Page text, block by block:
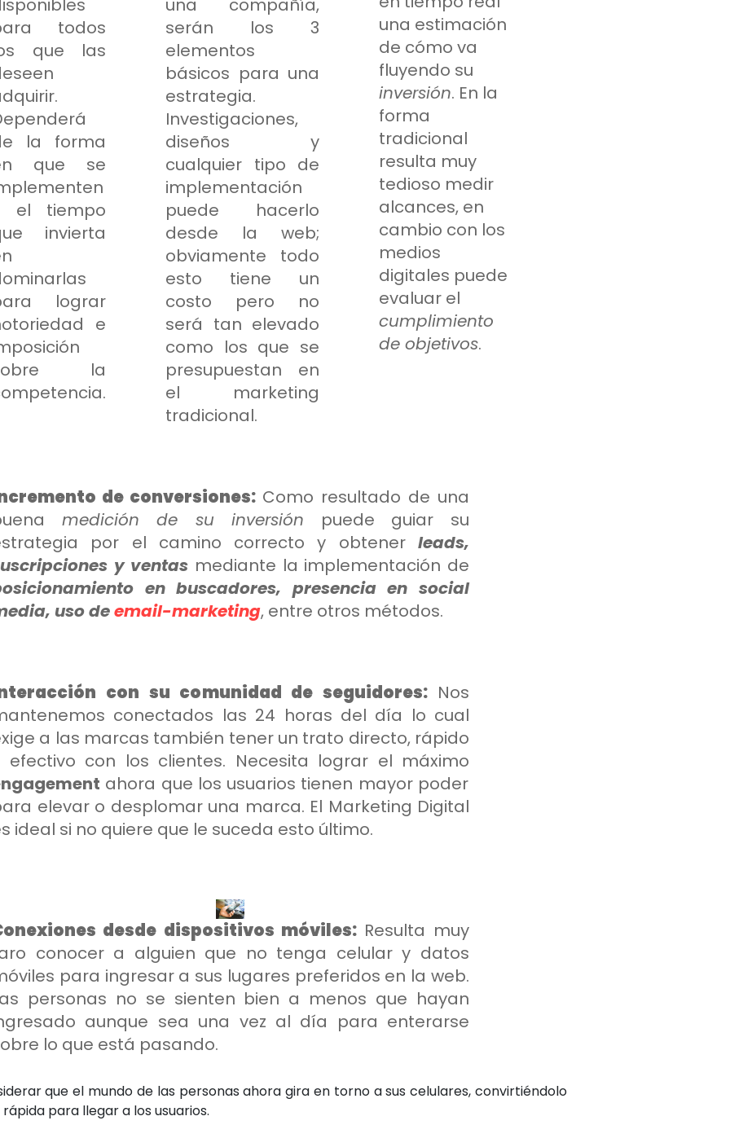
todos
que las
la forma
que se
el tiempo
invierta
lograr
e
la
una compañía,
serán los 3
elementos
básicos para una
estrategia.
Investigaciones,
diseños y
cualquier tipo de
implementación
puede hacerlo
desde la web;
obviamente todo
esto tiene un
costo pero no
será tan elevado
como los que se
presupuestan en
el marketing
tradicional.
una estimación
de cómo va
fluyendo su
inversión. En la
forma
tradicional
resulta muy
tedioso medir
alcances, en
cambio con los
medios
digitales puede
evaluar el
cumplimiento
de objetivos.
de conversiones: Como resultado de una
medición de su inversión puede guiar su
por el camino correcto y obtener leads,
y ventas mediante la implementación de
en buscadores, presencia en social
uso deemail-marketing, entre otros métodos.
con su comunidad de seguidores: Nos
conectados las 24 horas del día lo cual
a las marcas también tener un trato directo, rápido
efectivo con los clientes. Necesita lograr el máximo
ahora que los usuarios tienen mayor poder
elevar o desplomar una marca. El Marketing Digital
ideal si no quiere que le suceda esto último.
desde dispositivos móviles: Resulta muy
conocer a alguien que no tenga celular y datos
para ingresar a sus lugares preferidos en la web.
personas no se sienten bien a menos que hayan
aunque sea una vez al día para enterarse
lo que está pasando.
que el mundo de las personas ahora gira en torno a sus celulares, convirtiéndolo
para llegar a los usuarios.